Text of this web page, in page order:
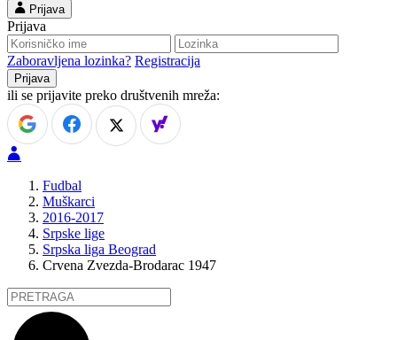
Prijava
Prijava
Zaboravljena lozinka? Registracija
ili se prijavite preko društvenih mreža:
Fudbal
Muškarci
2016-2017
Srpske lige
Srpska liga Beograd
Crvena Zvezda-Brodarac 1947